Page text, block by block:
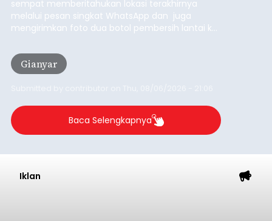
sempat memberitahukan lokasi terakhirnya
melalui pesan singkat WhatsApp dan juga
mengirimkan foto dua botol pembersih lantai ke
Gianyar
Baca Selengkapnya
Iklan